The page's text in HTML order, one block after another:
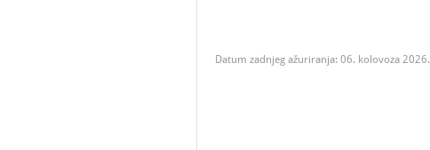
Datum zadnjeg ažuriranja: 06. kolovoza 2026.